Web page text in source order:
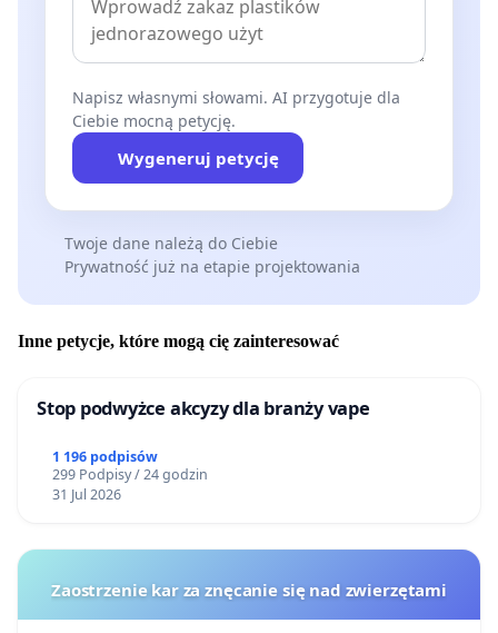
Napisz własnymi słowami. AI przygotuje dla
Ciebie mocną petycję.
Wygeneruj petycję
Twoje dane należą do Ciebie
Prywatność już na etapie projektowania
Inne petycje, które mogą cię zainteresować
Stop podwyżce akcyzy dla branży vape
1 196 podpisów
299 Podpisy / 24 godzin
31 Jul 2026
Zaostrzenie kar za znęcanie się nad zwierzętami